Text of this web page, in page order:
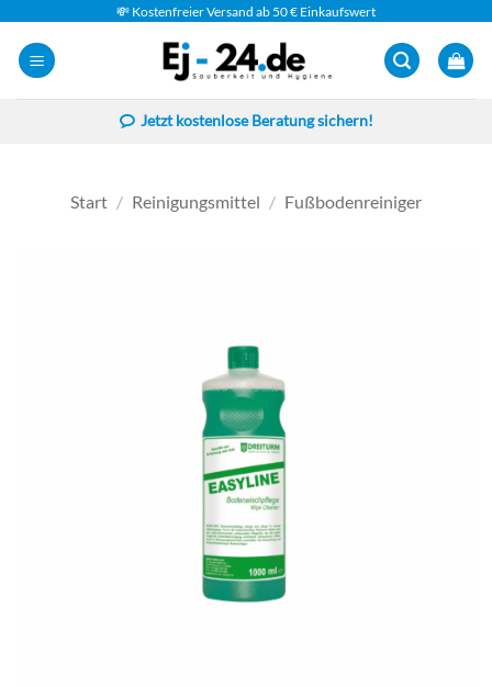
Inhalt
springen
💸 Kostenfreier Versand ab 50 € Einkaufswert
Jetzt kostenlose Beratung sichern!
Start / Reinigungsmittel / Fußbodenreiniger